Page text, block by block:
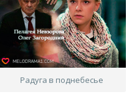
Радуга в поднебесье